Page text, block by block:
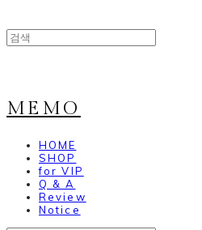
MEMO
HOME
SHOP
for VIP
Q & A
Review
Notice